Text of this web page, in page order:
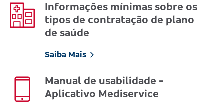
Informações mínimas sobre os
tipos de contratação de plano
de saúde
Saiba Mais
Manual de usabilidade -
Aplicativo Mediservice